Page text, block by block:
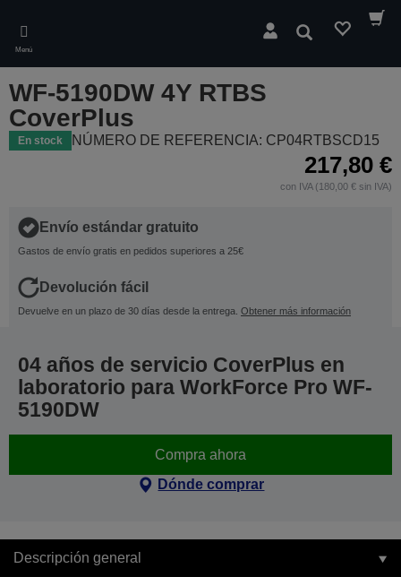
main
content
Menú
Buscar
WF-5190DW 4Y RTBS
CoverPlus
En stock NÚMERO DE REFERENCIA: CP04RTBSCD15
217,80 €
con IVA (180,00 € sin IVA)
Envío estándar gratuito
Gastos de envío gratis en pedidos superiores a 25€
Devolución fácil
Devuelve en un plazo de 30 días desde la entrega. Obtener más información
04 años de servicio CoverPlus en
laboratorio para WorkForce Pro WF-
5190DW
Compra ahora
Dónde comprar
Descripción general